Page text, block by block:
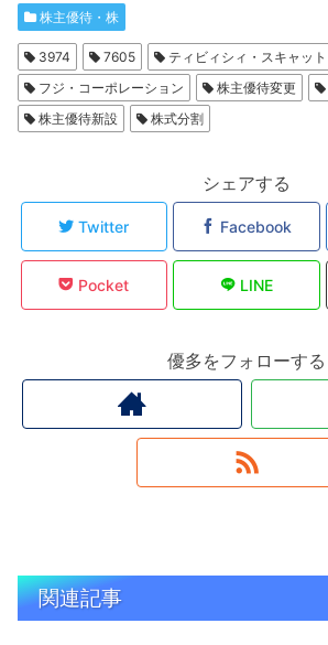
株主優待・株
3974 7605
ティビィシィ・スキャット
フジ・コーポレーション
株主優待変更
株主優待新設
株式分割
シェアする
Twitter Facebook
Pocket LINE
優多をフォローする
関連記事